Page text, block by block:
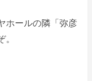
ホールの隣「弥彦